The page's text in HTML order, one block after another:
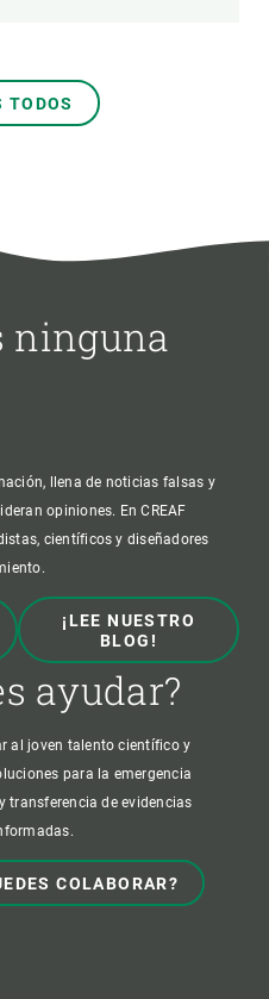
TODOS
ninguna
llena de noticias falsas y
opiniones. En CREAF
científicos y diseñadores
¡LEE NUESTRO
BLOG!
ayudar?
al joven talento científico y
para la emergencia
transferencia de evidencias
COLABORAR?